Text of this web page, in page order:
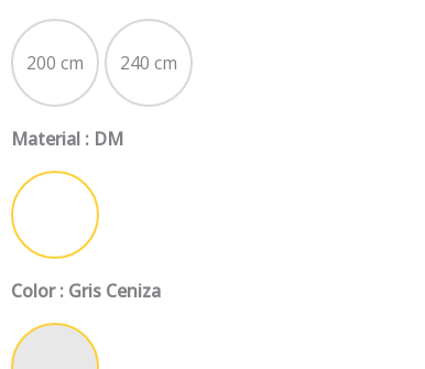
200 cm 240 cm
Material : DM
Color: Gris Ceniza
Comedor
Vita
cantidad